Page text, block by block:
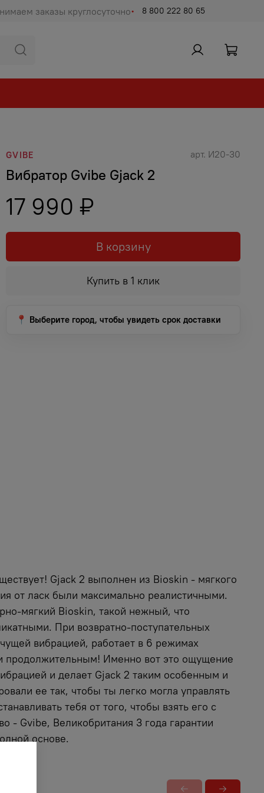
заказы круглосуточно 8 800 222 80 65
GVIBE арт. И20-30
Вибратор Gvibe Gjack 2
17 990 ₽
В корзину
Купить в 1 клик
📍 Выберите город, чтобы увидеть срок доставки
Gjack 2 выполнен из Bioskin - мягкого
от ласк были максимально реалистичными.
мягкий Bioskin, такой нежный, что
При возвратно-поступательных
вибрацией, работает в 6 режимах
продолжительным! Именно вот это ощущение
и делает Gjack 2 таким особенным и
ее так, чтобы ты легко могла управлять
тебя от того, чтобы взять его с
- Gvibe, Великобритания 3 года гарантии
основе.